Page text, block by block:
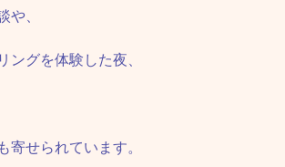
、
グを体験した夜、
せられています。